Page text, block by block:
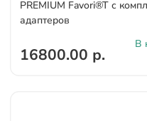
PREMIUM Favori®T с
адаптеров
16800.00 р.
В